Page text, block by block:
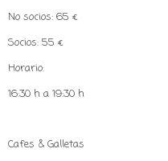
No socios: 65 €
Socios: 55 €
Horario:
16:30 h a 19:30 h
Cafes & Galletas